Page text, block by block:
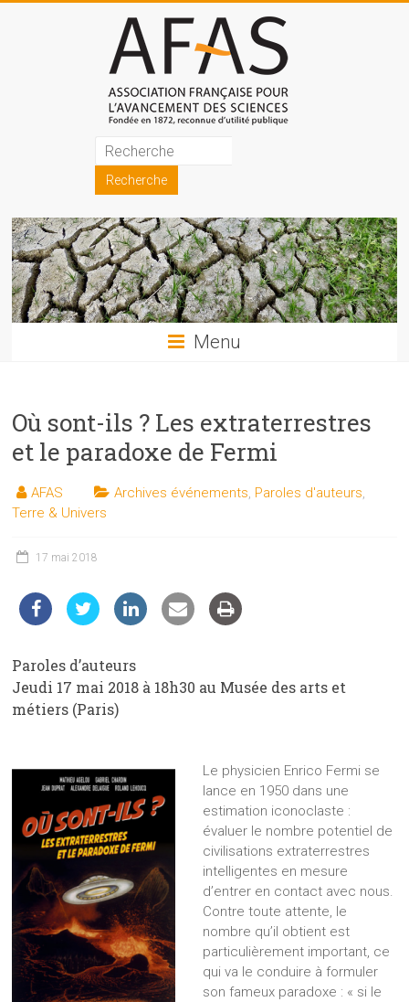
Association
française
pour
l'avancement
des
sciences
les
sciences
et
les
techniques
du
Menu
Où sont-ils ? Les extraterrestres
et le paradoxe de Fermi
AFAS Archives événements Paroles d'auteurs
Terre & Univers
17 mai 2018
Paroles d’auteurs
Jeudi 17 mai 2018 à 18h30 au Musée des arts et
métiers (Paris)
Le physicien Enrico Fermi se
lance en 1950 dans une
estimation iconoclaste :
évaluer le nombre potentiel de
civilisations extraterrestres
intelligentes en mesure
d’entrer en contact avec nous.
Contre toute attente, le
nombre qu’il obtient est
particulièrement important, ce
qui va le conduire à formuler
son fameux paradoxe : « si le